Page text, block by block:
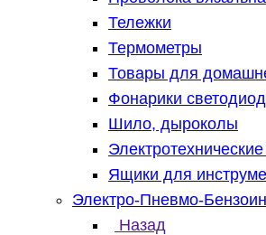
Тележки
Термометры
Товары для
Фонарики
Шило, дыроколы
Ящики для
Электро-Пневмо-
Назад